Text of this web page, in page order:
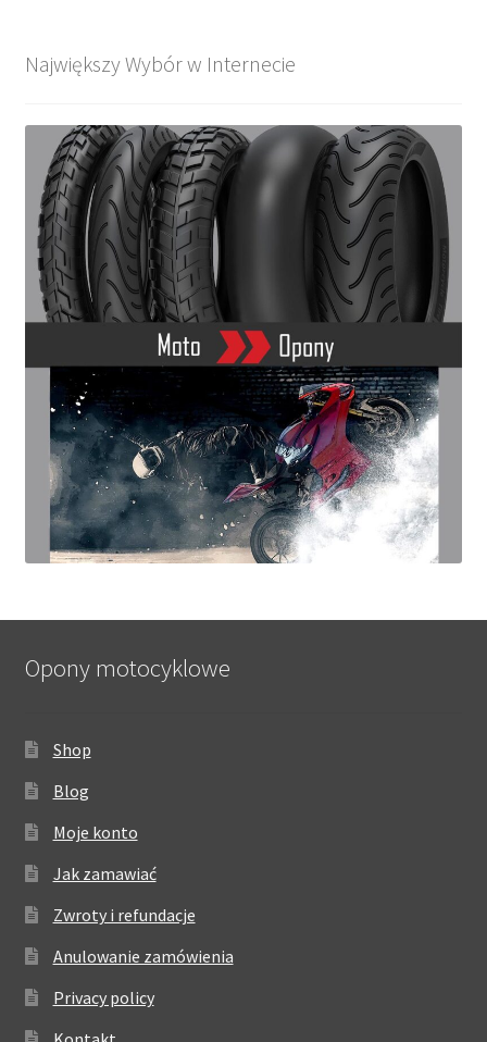
Największy Wybór w Internecie
Opony motocyklowe
Shop
Blog
Moje konto
Jak zamawiać
Zwroty i refundacje
Anulowanie zamówienia
Privacy policy